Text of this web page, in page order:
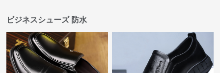
ビジネスシューズ 防水